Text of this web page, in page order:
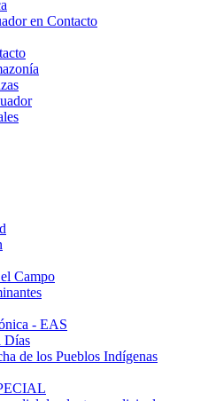
en Contacto
Campo
- EAS
Días
de los Pueblos Indígenas